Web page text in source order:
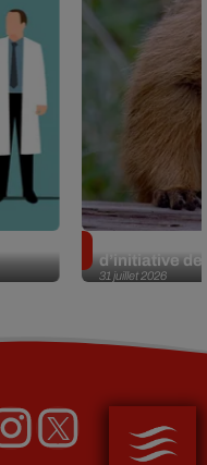
31 juillet 2026
d’initiative